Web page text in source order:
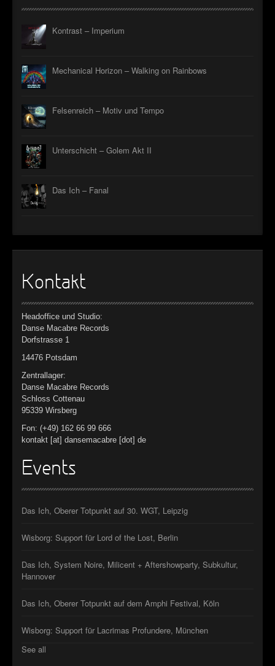
Kontrast – Imperium
Mechanical Horizon – Walking on Rainbows
Felsenreich – Motiv und Tempo
Unterschicht – Golem Akt II
Das Ich – Fanal
Kontakt
Headoffice und Studio:
Danse Macabre Records
Dorfstrasse 1
14476 Potsdam
Zentrallager:
Danse Macabre Records
Schloss Cottenau
95339 Wirsberg
Fon: (+49) 162 66 99 666
kontakt [at] dansemacabre [dot] de
Events
Das Ich, Oberer Totpunkt auf 30. WGT, Leipzig
Wisborg: Support für Lord of the Lost, Berlin
Das Ich, System Noire, Milicent + Aftershowparty, Subkultur,
Hannover
Das Ich, Oberer Totpunkt auf dem Amphi Festival, Köln
Wisborg: Support für Lacrimas Profundere, München
See all